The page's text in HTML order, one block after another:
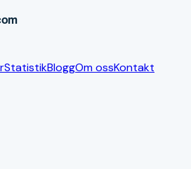
StatistikBloggOm ossKontakt